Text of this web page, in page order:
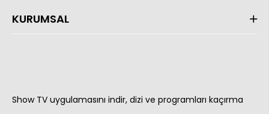
KURUMSAL
Show TV uygulamasını indir, dizi ve programları kaçırma